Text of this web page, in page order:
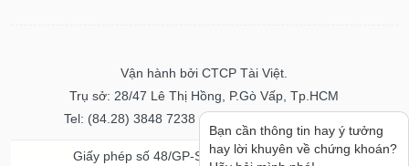
Vận hành bởi CTCP Tài Việt.
Trụ sở: 28/47 Lê Thị Hồng, P.Gò Vấp, Tp.HCM
Tel: (84.28) 3848 7238 - Fax: (84.28) 3848 7237
Giấy phép số 48/GP-STTTT ngày 04/11/2016
Bạn cần thông tin hay ý tưởng
hay lời khuyên về chứng khoán?